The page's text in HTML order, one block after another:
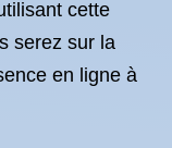
cette
serez sur la
en ligne à